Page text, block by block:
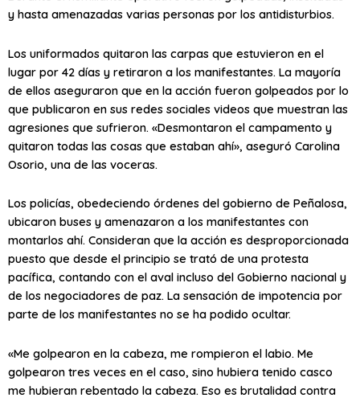
y hasta amenazadas varias personas por los antidisturbios.
Los uniformados quitaron las carpas que estuvieron en el
lugar por 42 días y retiraron a los manifestantes. La mayoría
de ellos aseguraron que en la acción fueron golpeados por lo
que publicaron en sus redes sociales videos que muestran las
agresiones que sufrieron. «Desmontaron el campamento y
quitaron todas las cosas que estaban ahí», aseguró Carolina
Osorio, una de las voceras.
Los policías, obedeciendo órdenes del gobierno de Peñalosa,
ubicaron buses y amenazaron a los manifestantes con
montarlos ahí. Consideran que la acción es desproporcionada
puesto que desde el principio se trató de una protesta
pacífica, contando con el aval incluso del Gobierno nacional y
de los negociadores de paz. La sensación de impotencia por
parte de los manifestantes no se ha podido ocultar.
«Me golpearon en la cabeza, me rompieron el labio. Me
golpearon tres veces en el caso, sino hubiera tenido casco
me hubieran rebentado la cabeza. Eso es brutalidad contra